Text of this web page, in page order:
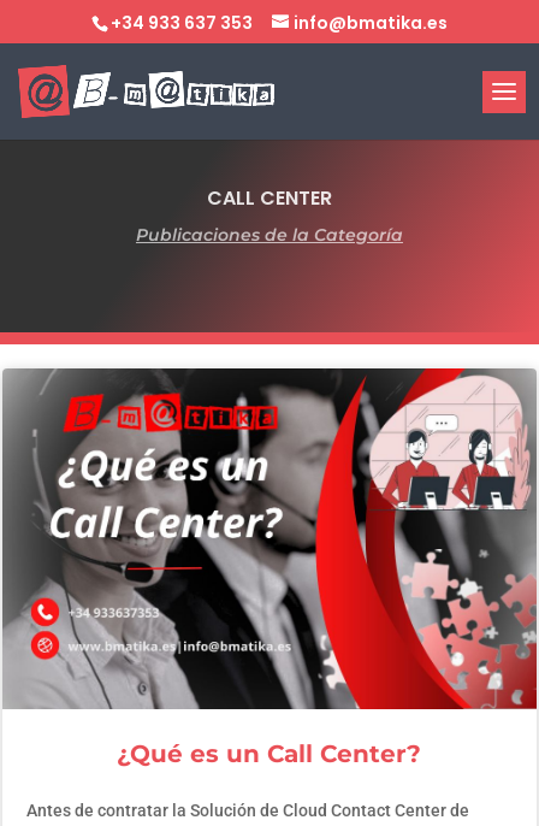
+34 933 637 353 info@bmatika.es
CALL CENTER
Publicaciones de la Categoría
¿Qué es un Call Center?
Antes de contratar la Solución de Cloud Contact Center de